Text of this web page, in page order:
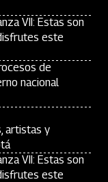
VII: Estas son
este
de
nacional
artistas y
VII: Estas son
este